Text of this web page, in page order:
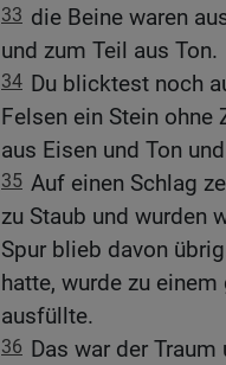
33 die Beine waren
und zum Teil aus Ton.
34 Du blicktest noch
Felsen ein Stein ohne
aus Eisen und Ton
35 Auf einen Schlag
zu Staub und wurden
Spur blieb davon
hatte, wurde zu
ausfüllte.
36 Das war der